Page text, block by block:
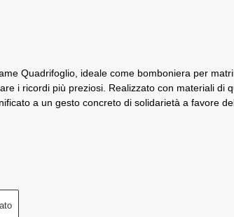
Quadrifoglio, ideale come bomboniera per
i ricordi più preziosi. Realizzato con materiali di
a un gesto concreto di solidarietà a favore